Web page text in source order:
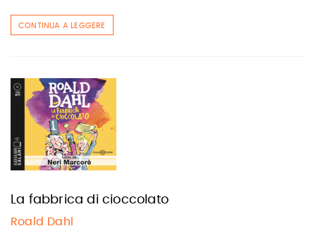
CONTINUA A LEGGERE
La fabbrica di cioccolato
Roald Dahl